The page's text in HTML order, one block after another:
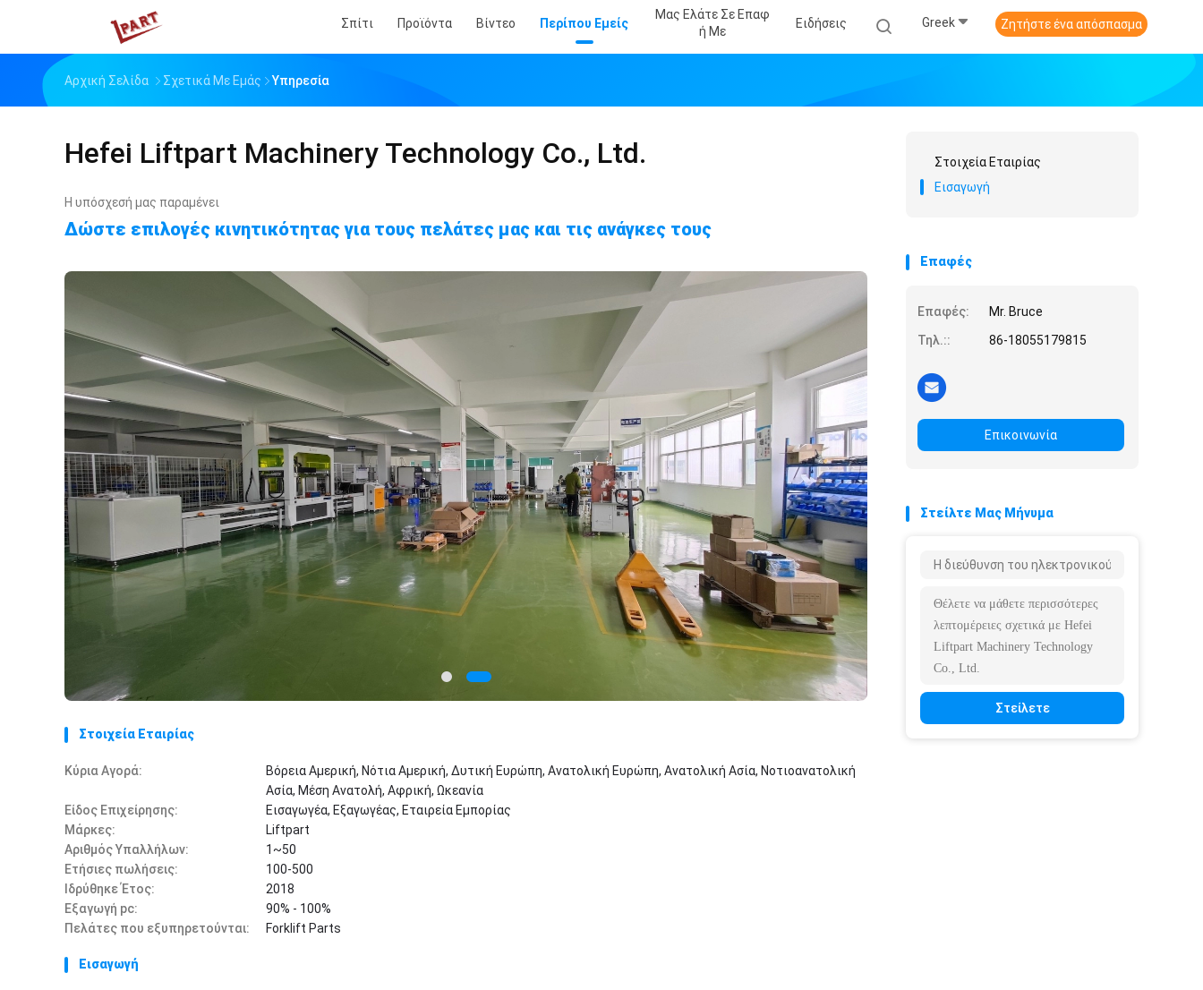
Σπίτι Προϊόντα Βίντεο Περίπου Εμείς
Μας Ελάτε Σε Επαφ
Ή Με
Ειδήσεις Greek Ζητήστε ένα απόσπασμα
Αρχική Σελίδα Σχετικά Με Εμάς Υπηρεσία
Hefei Liftpart Machinery Technology Co., Ltd.
Η υπόσχεσή μας παραμένει
Δώστε επιλογές κινητικότητας για τους πελάτες μας και τις ανάγκες τους
Στοιχεία Εταιρίας
Κύρια Αγορά:
Βόρεια Αμερική, Νότια Αμερική, Δυτική Ευρώπη, Ανατολική Ευρώπη, Ανατολική Ασία, Νοτιοανατολική
Ασία, Μέση Ανατολή, Αφρική, Ωκεανία
Είδος Επιχείρησης:
Εισαγωγέα, Εξαγωγέας, Εταιρεία Εμπορίας
Μάρκες:
Liftpart
Αριθμός Υπαλλήλων:
1~50
Ετήσιες πωλήσεις:
100-500
Ιδρύθηκε Έτος:
2018
Εξαγωγή pc:
90% - 100%
Πελάτες που εξυπηρετούνται:
Forklift Parts
Εισαγωγή
Στοιχεία Εταιρίας
Εισαγωγή
Επαφές
Επαφές:
Mr. Bruce
Τηλ.::
86-18055179815
Επικοινωνία
Στείλτε Μας Μήνυμα
Στείλετε